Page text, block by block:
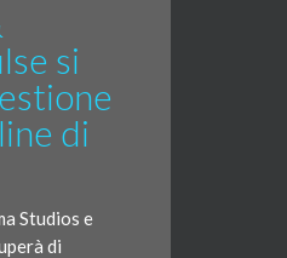
si
di
Studios e
di